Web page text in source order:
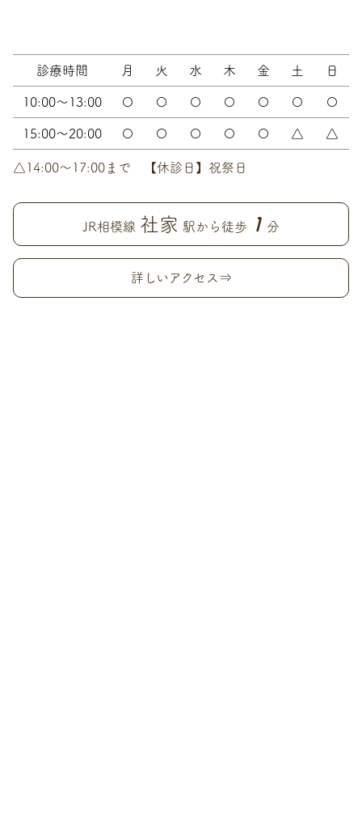
診療時間 月 火 水 木 金 土 日
10:00～13:00 〇 〇 〇 〇 〇 〇 〇
15:00～20:00 〇 〇 〇 〇 〇 △ △
△14:00～17:00まで 【休診日】祝祭日
JR相模線 社家 駅から徒歩 1 分
詳しいアクセス⇒